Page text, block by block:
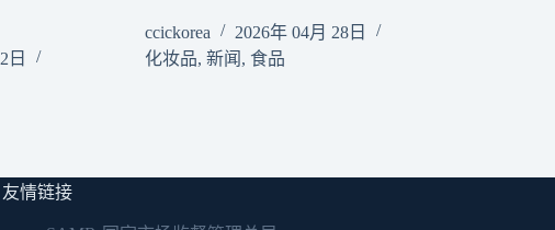
日
ccickorea
2026年 04月 28日
化妆品, 新闻 , 食品
友情链接